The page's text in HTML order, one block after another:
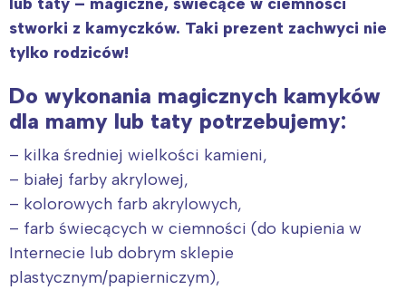
stworki z kamyczków. Taki prezent zachwyci nie
tylko rodziców!
Do wykonania magicznych kamyków
dla mamy lub taty potrzebujemy:
– kilka średniej wielkości kamieni,
– białej farby akrylowej,
– kolorowych farb akrylowych,
– farb świecących w ciemności (do kupienia w
Internecie lub dobrym sklepie
plastycznym/papierniczym),